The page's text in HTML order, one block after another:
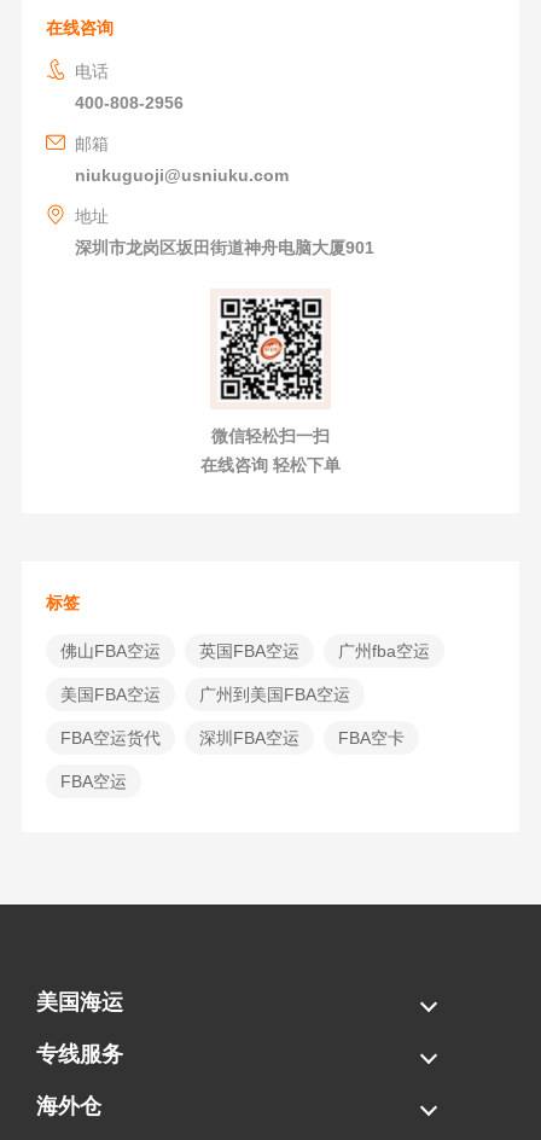
在线咨询
电话
400-808-2956
邮箱
niukuguoji@usniuku.com
地址
深圳市龙岗区坂田街道神舟电脑大厦901
微信轻松扫一扫
在线咨询 轻松下单
标签
佛山FBA空运 英国FBA空运 广州fba空运
美国FBA空运 广州到美国FBA空运
FBA空运货代 深圳FBA空运 FBA空卡
FBA空运
美国海运
海运拼柜
海运整柜
美国海卡
加拿大海运
专线服务
FBA专线直送
超大件专线
AWD专线
电池专线
海外仓